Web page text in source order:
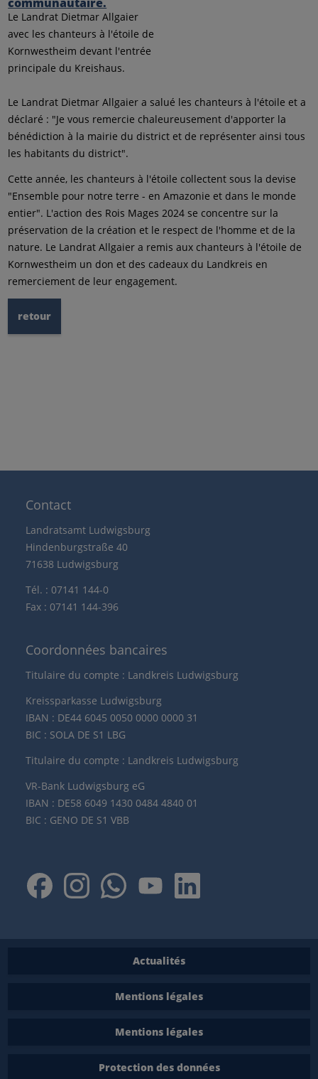
Le Landrat Dietmar Allgaier
avec les chanteurs à l'étoile de
Kornwestheim devant l'entrée
principale du Kreishaus.
Le Landrat Dietmar Allgaier a salué les chanteurs à l'étoile et a
déclaré : "Je vous remercie chaleureusement d'apporter la
bénédiction à la mairie du district et de représenter ainsi tous
les habitants du district".
Cette année, les chanteurs à l'étoile collectent sous la devise
"Ensemble pour notre terre - en Amazonie et dans le monde
entier". L'action des Rois Mages 2024 se concentre sur la
préservation de la création et le respect de l'homme et de la
nature. Le Landrat Allgaier a remis aux chanteurs à l'étoile de
Kornwestheim un don et des cadeaux du Landkreis en
remerciement de leur engagement.
retour
Contact
Landratsamt Ludwigsburg
Hindenburgstraße 40
71638 Ludwigsburg
Tél. : 07141 144-0
Fax : 07141 144-396
Coordonnées bancaires
Titulaire du compte : Landkreis Ludwigsburg
Kreissparkasse Ludwigsburg
IBAN : DE44 6045 0050 0000 0000 31
BIC : SOLA DE S1 LBG
Titulaire du compte : Landkreis Ludwigsburg
VR-Bank Ludwigsburg eG
IBAN : DE58 6049 1430 0484 4840 01
BIC : GENO DE S1 VBB
Actualités
Mentions légales
Mentions légales
Protection des données